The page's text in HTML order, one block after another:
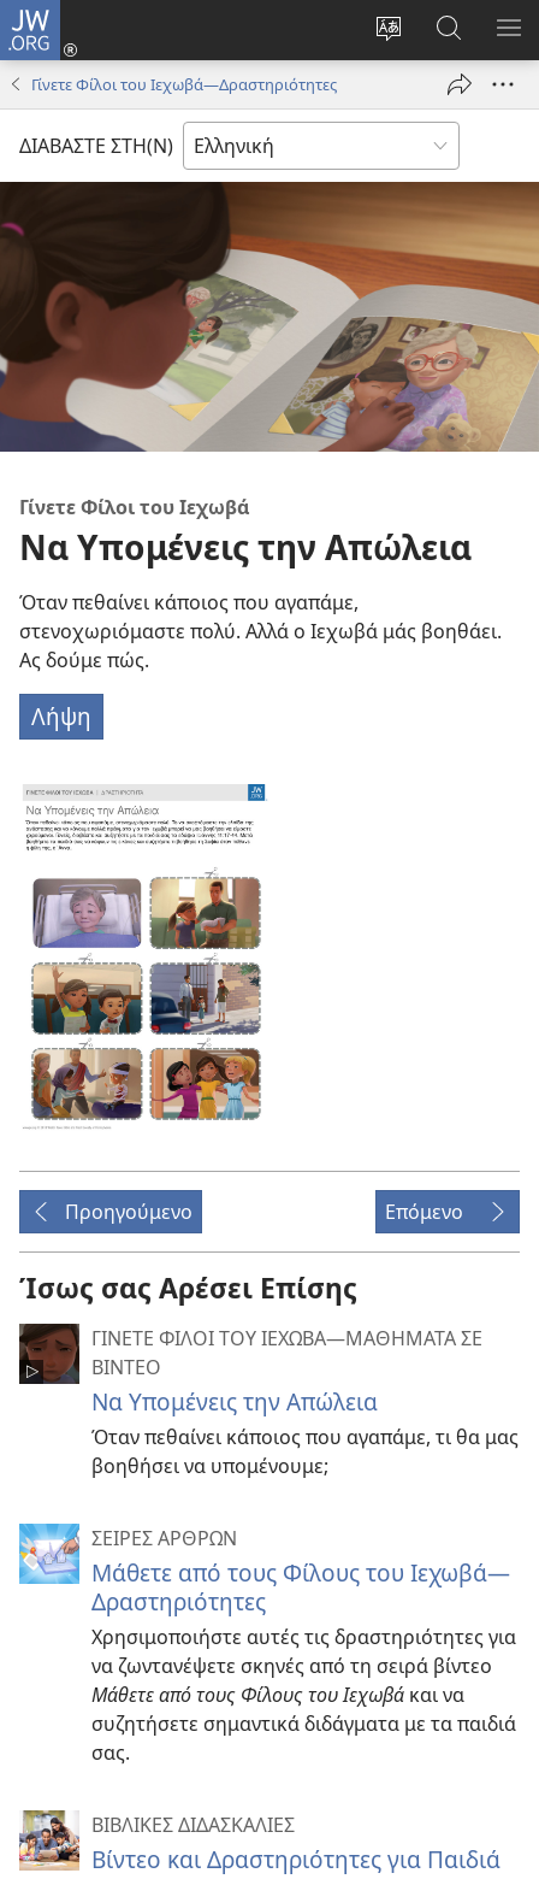
JW.ORG
Αλλαγή
γλώσσας
ιστότοπου
Σύνδεση
(ανοίγει
παράθυρο)
στο
JW.ORG
Γίνετε Φίλοι του Ιεχωβά—Δραστηριότητες
ΔΙΑΒΑΣΤΕ ΣΤΗ(Ν)
Γίνετε Φίλοι του Ιεχωβά
Να Υπομένεις την Απώλεια
Όταν πεθαίνει κάποιος που αγαπάμε,
στενοχωριόμαστε πολύ. Αλλά ο Ιεχωβά μάς βοηθάει.
Ας δούμε πώς.
Λήψη
Προηγούμενο Επόμενο
Ίσως σας Αρέσει Επίσης
ΓΙΝΕΤΕ ΦΙΛΟΙ ΤΟΥ ΙΕΧΩΒΑ​—ΜΑΘΗΜΑΤΑ ΣΕ
ΒΙΝΤΕΟ
Να Υπομένεις την Απώλεια
Όταν πεθαίνει κάποιος που αγαπάμε, τι θα μας
βοηθήσει να υπομένουμε;
ΣΕΙΡΕΣ ΑΡΘΡΩΝ
Μάθετε από τους Φίλους του Ιεχωβά—
Δραστηριότητες
Χρησιμοποιήστε αυτές τις δραστηριότητες για
να ζωντανέψετε σκηνές από τη σειρά βίντεο
Μάθετε από τους Φίλους του Ιεχωβά και να
συζητήσετε σημαντικά διδάγματα με τα παιδιά
σας.
ΒΙΒΛΙΚΕΣ ΔΙΔΑΣΚΑΛΙΕΣ
Βίντεο και Δραστηριότητες για Παιδιά